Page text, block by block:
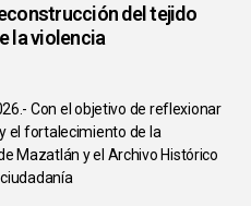
del tejido
la violencia
Con el objetivo de reflexionar
el fortalecimiento de la
Mazatlán y el Archivo Histórico